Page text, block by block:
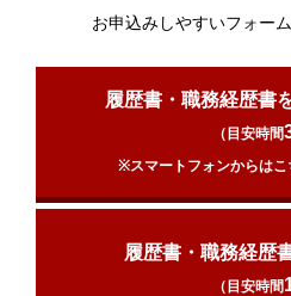
お申込みしやすいフォー
履歴書・職務経歴書
（目安時間
※スマートフォンからは
履歴書・職務経歴
（目安時間